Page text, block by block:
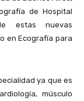
de Hospital
estas nuevas
en Ecografía para
ya que es
músculo